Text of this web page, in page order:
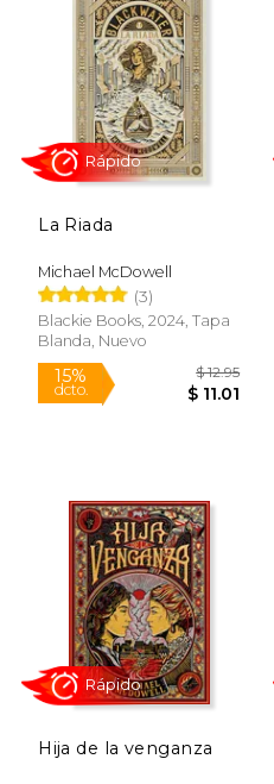
La Riada
Michael McDowell
(3)
Blackie Books, 2024, Tapa
Blanda, Nuevo
15%
dcto.
Rápido
Hija de la venganza